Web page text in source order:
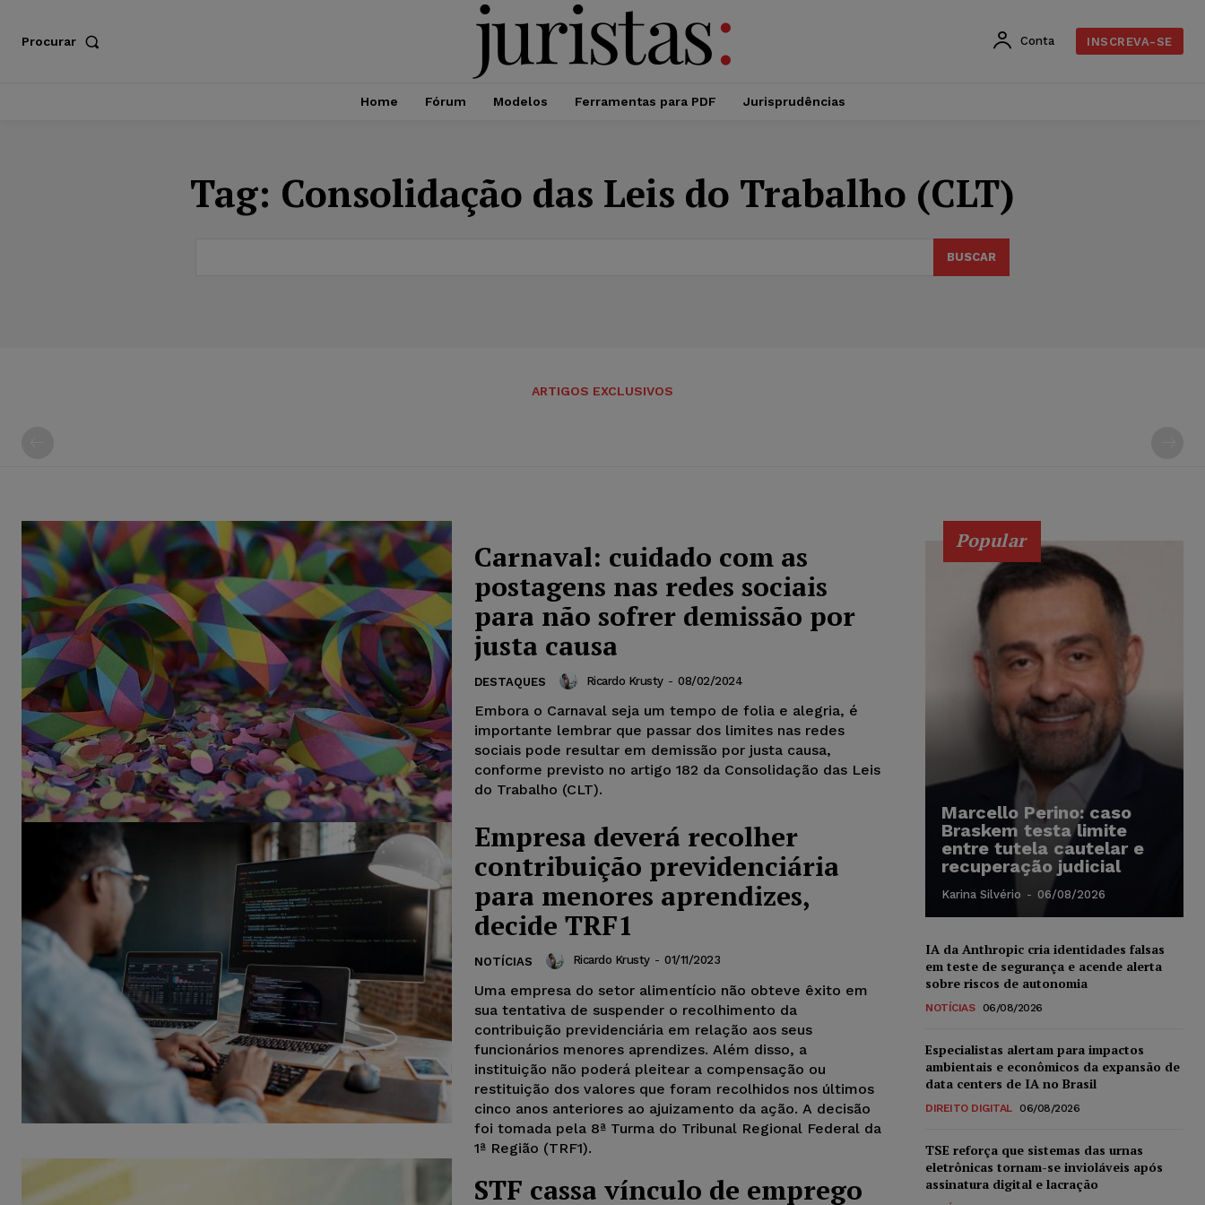
Procurar Conta INSCREVA-SE
Home Fórum Modelos Ferramentas para PDF Jurisprudências
Tag: Consolidação das Leis do Trabalho (CLT)
BUSCAR
ARTIGOS EXCLUSIVOS
Carnaval: cuidado com as
postagens nas redes sociais
para não sofrer demissão por
justa causa
DESTAQUES Ricardo Krusty - 08/02/2024
Embora o Carnaval seja um tempo de folia e alegria, é
importante lembrar que passar dos limites nas redes
sociais pode resultar em demissão por justa causa,
conforme previsto no artigo 182 da Consolidação das Leis
do Trabalho (CLT).
Empresa deverá recolher
contribuição previdenciária
para menores aprendizes,
decide TRF1
NOTÍCIAS Ricardo Krusty - 01/11/2023
Uma empresa do setor alimentício não obteve êxito em
sua tentativa de suspender o recolhimento da
contribuição previdenciária em relação aos seus
funcionários menores aprendizes. Além disso, a
instituição não poderá pleitear a compensação ou
restituição dos valores que foram recolhidos nos últimos
cinco anos anteriores ao ajuizamento da ação. A decisão
foi tomada pela 8ª Turma do Tribunal Regional Federal da
1ª Região (TRF1).
STF cassa vínculo de emprego
Popular
Marcello Perino: caso
Braskem testa limite
entre tutela cautelar e
recuperação judicial
Karina Silvério - 06/08/2026
IA da Anthropic cria identidades falsas
em teste de segurança e acende alerta
sobre riscos de autonomia
NOTÍCIAS 06/08/2026
Especialistas alertam para impactos
ambientais e econômicos da expansão de
data centers de IA no Brasil
DIREITO DIGITAL 06/08/2026
TSE reforça que sistemas das urnas
eletrônicas tornam-se invioláveis após
assinatura digital e lacração